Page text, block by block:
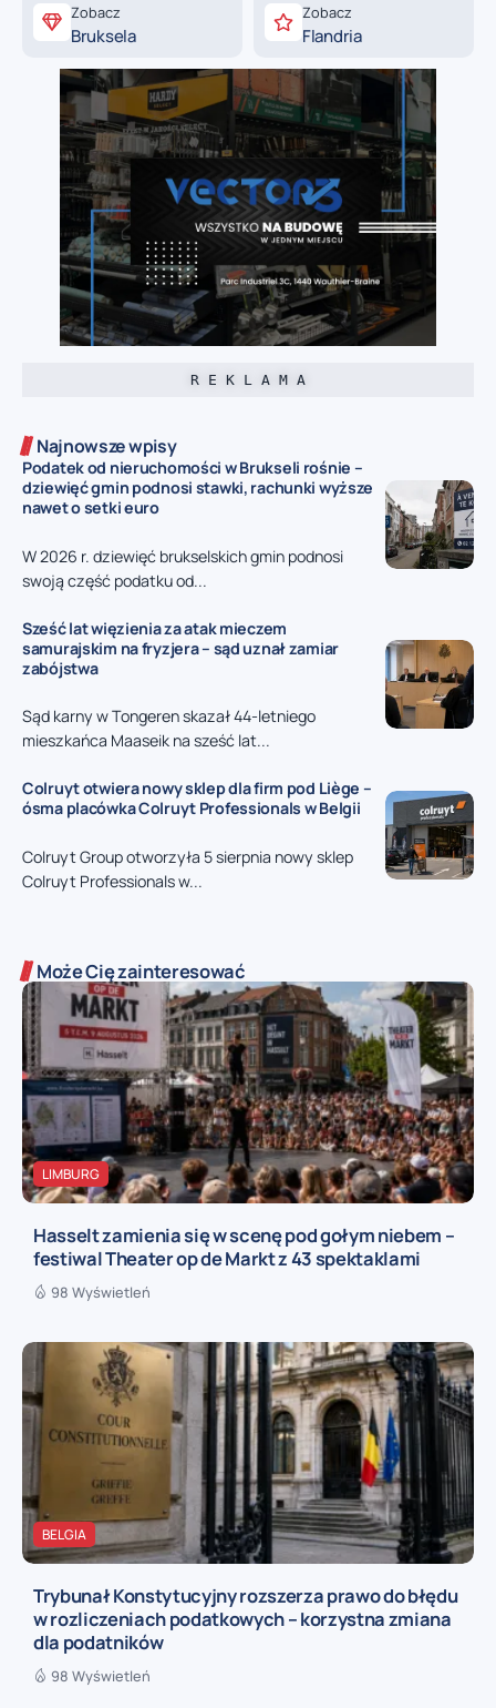
Zobacz
Bruksela
Zobacz
Flandria
R E K L A M A
Najnowsze wpisy
Podatek od nieruchomości w Brukseli rośnie –
dziewięć gmin podnosi stawki, rachunki wyższe
nawet o setki euro
W 2026 r. dziewięć brukselskich gmin podnosi
swoją część podatku od...
Sześć lat więzienia za atak mieczem
samurajskim na fryzjera – sąd uznał zamiar
zabójstwa
Sąd karny w Tongeren skazał 44-letniego
mieszkańca Maaseik na sześć lat...
Colruyt otwiera nowy sklep dla firm pod Liège –
ósma placówka Colruyt Professionals w Belgii
Colruyt Group otworzyła 5 sierpnia nowy sklep
Colruyt Professionals w...
Może Cię zainteresować
LIMBURG
Hasselt zamienia się w scenę pod gołym niebem –
festiwal Theater op de Markt z 43 spektaklami
98 Wyświetleń
BELGIA
Trybunał Konstytucyjny rozszerza prawo do błędu
w rozliczeniach podatkowych – korzystna zmiana
dla podatników
98 Wyświetleń